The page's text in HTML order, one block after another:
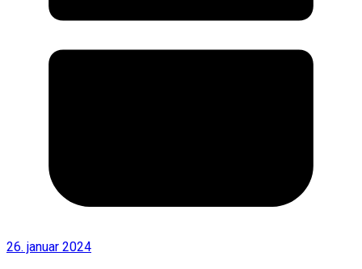
26. januar 2024